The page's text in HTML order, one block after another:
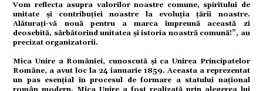
Vom reflecta asupra valorilor noastre comune, spiritului de
unitate și contribuției noastre la evoluția țării noastre.
Alăturați-vă nouă pentru a marca împreună această zi
deosebită, sărbătorind unitatea și istoria noastră comună!”, au
precizat organizatorii.
Mica Unire a României, cunoscută și ca Unirea Principatelor
Române, a avut loc la 24 ianuarie 1859. Aceasta a reprezentat
un pas esențial în procesul de formare a statului național